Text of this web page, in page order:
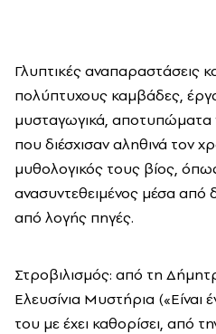
Γλυπτικές αναπαραστάσεις
πολύπτυχους καμβάδες,
μυσταγωγικά, αποτυπώματα
που διέσχισαν αληθινά τον
μυθολογικός τους βίος,
ανασυντεθειμένος μέσα από
από λογής πηγές.
Στροβιλισμός: από τη
Ελευσίνια Μυστήρια
του με έχει καθορίσει, από